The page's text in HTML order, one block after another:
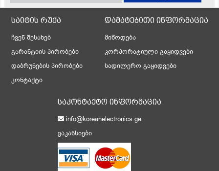
საიტის რუქა
ჩვენ შესახებ
გარანტიის პირობები
დაბრუნების პირობები
კონტაქტი
დამატებითი ინფორმაცია
მიწოდება
კორპორატიული გაყიდვები
სადილერო გაყიდვები
საკონტაქტო ინფორმაცია
info@koreanelectronics.ge
ვაკანსიები